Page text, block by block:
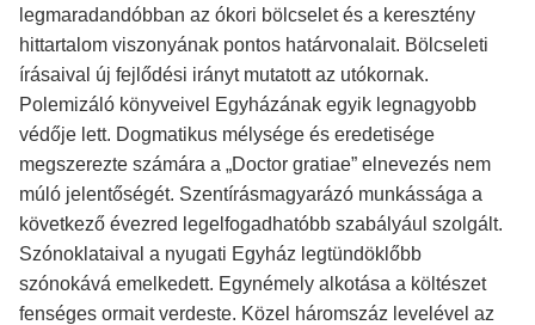
legmaradandóbban az ókori bölcselet és a keresztény
hittartalom viszonyának pontos határvonalait. Bölcseleti
írásaival új fejlődési irányt mutatott az utókornak.
Polemizáló könyveivel Egyházának egyik legnagyobb
védője lett. Dogmatikus mélysége és eredetisége
megszerezte számára a „Doctor gratiae” elnevezés nem
múló jelentőségét. Szentírásmagyarázó munkássága a
következő évezred legelfogadhatóbb szabályául szolgált.
Szónoklataival a nyugati Egyház legtündöklőbb
szónokává emelkedett. Egynémely alkotása a költészet
fenséges ormait verdeste. Közel háromszáz levelével az